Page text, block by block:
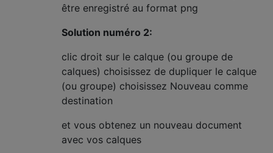
être enregistré au format png
Solution numéro 2:
clic droit sur le calque (ou groupe de
calques) choisissez de dupliquer le calque
(ou groupe) choisissez Nouveau comme
destination
et vous obtenez un nouveau document
avec vos calques